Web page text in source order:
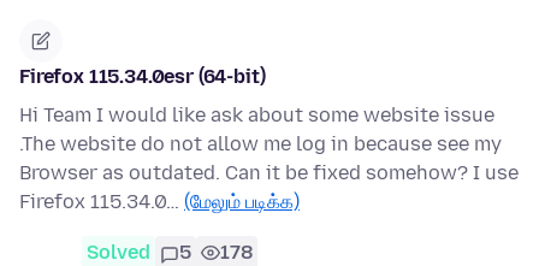
Firefox 115.34.0esr (64-bit)
Hi Team I would like ask about some website issue
.The website do not allow me log in because see my
Browser as outdated. Can it be fixed somehow? I use
Firefox 115.34.0… (மேலும் படிக்க)
Solved 5 178